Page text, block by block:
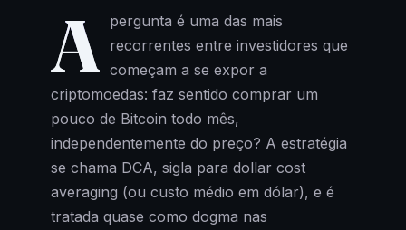
A pergunta é uma das mais
recorrentes entre investidores que
começam a se expor a
criptomoedas: faz sentido comprar um
pouco de Bitcoin todo mês,
independentemente do preço? A estratégia
se chama DCA, sigla para dollar cost
averaging (ou custo médio em dólar), e é
tratada quase como dogma nas